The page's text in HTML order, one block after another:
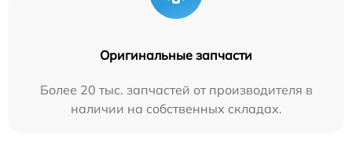
Оригинальные запчасти
Более 20 тыс. запчастей от производителя в
наличии на собственных складах.